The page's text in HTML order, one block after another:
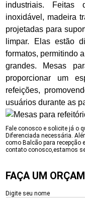
industriais. Feitas
inoxidável, madeira
projetadas para
limpar. Elas estão
formatos, permitindo
grandes. Mesas
proporcionar um
refeições,
usuários durante as
Fale conosco e solicite já o
Diferenciada necessária.
como Balcão para recepção
contato conosco,estamos
FAÇA UM
Digite seu nome